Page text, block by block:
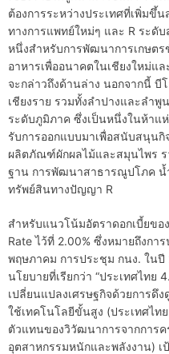
ต้องการระหว่างประเทศที่เพิ่มขึ้
ทางการแพทย์ใหม่ๆ และ R ระดั
หนึ่งสำหรับการพัฒนาการเกษต
อาหารเพื่ออนาคตในเชียงใหม่แล
จะกล่าวถึงด้านล่าง นอกจากนี้ บี
เชียงราย รวมทั้งลำปางและลำ
ระดับภูมิภาค ซึ่งเป็นหนึ่งในห้าแ
รับการออกแบบมาเพื่อสนับสนุนกิ
ผลิตภัณฑ์ผักผลไม้และสมุนไพร ร
ฐาน การพัฒนาสาธารณูปโภค น้
ทรัพย์สินทางปัญญา R
สำหรับแนวโน้มอัตราดอกเบี้ยขอ
Rate ไว้ที่ 2.00% ซึ่งหมายถึงก
พฤษภาคม การประชุม กนง. ใน
นโยบายที่เรียกว่า “ประเทศไทย
เปลี่ยนแปลงเศรษฐกิจด้วยการดึ
ใช้เทคโนโลยีขั้นสูง (ประเทศไท
ตัวแทนของวิวัฒนาการจากการ
อุตสาหกรรมหนักและพลังงาน) เ